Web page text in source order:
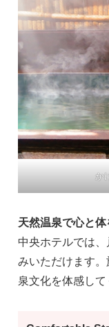
か
天然温泉で心と体
中央ホテルでは
みいただけます
泉文化を体感して